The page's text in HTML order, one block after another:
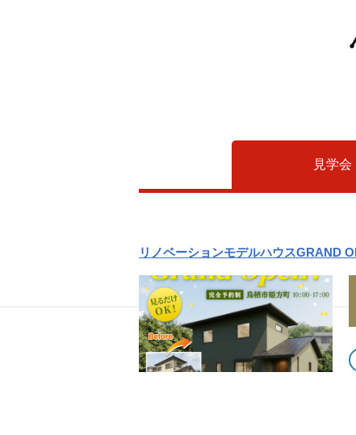
見学会
リノベーションモデルハウスGRAND